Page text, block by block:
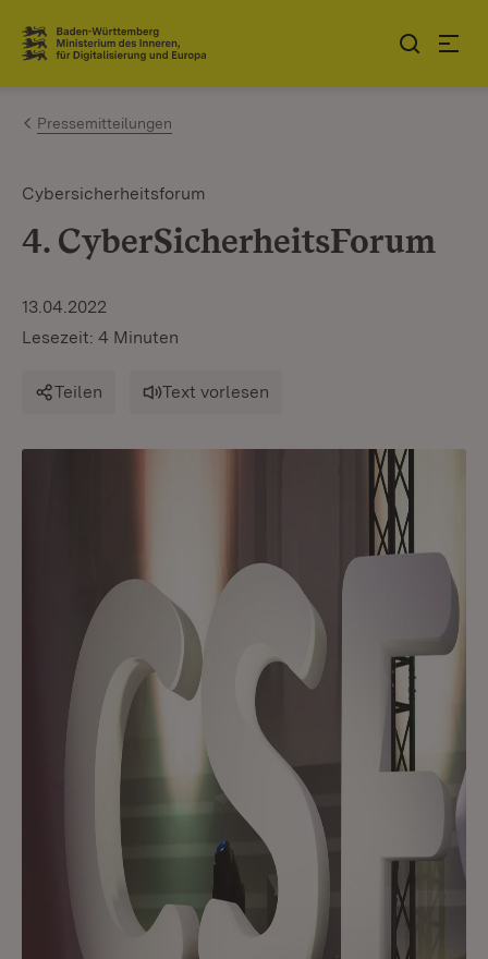
Zum Inhalt springen
Link zur Startseite
Pressemitteilungen
Cybersicherheitsforum
4. CyberSicherheitsForum
13.04.2022
Lesezeit: 4 Minuten
Teilen Text vorlesen